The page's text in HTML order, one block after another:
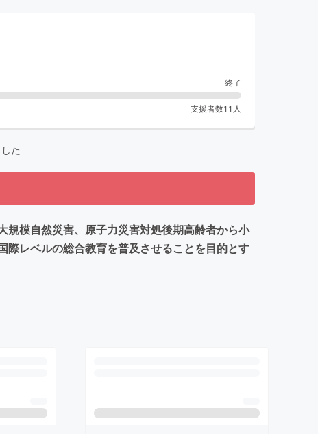
終了
支援者数11 人
た
模自然災害、原子力災害対処後期高齢者から小
際レベルの総合教育を普及させることを目的とす